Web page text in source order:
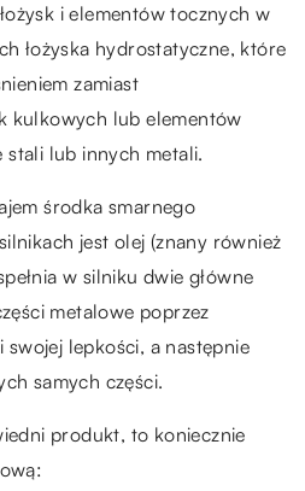
i elementów tocznych w
łożyska hydrostatyczne, które
zamiast
kulkowych lub elementów
lub innych metali.
środka smarnego
jest olej (znany również
w silniku dwie główne
metalowe poprzez
swojej lepkości, a następnie
samych części.
produkt, to koniecznie